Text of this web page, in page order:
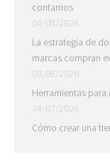
contamos
04/08/2026
La estrategia de
marcas compran
03/08/2026
Herramientas
24/07/2026
Cómo crear una